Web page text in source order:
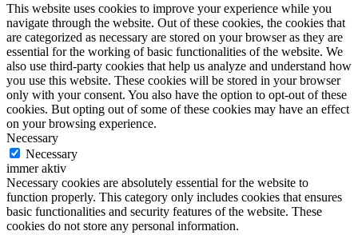
This website uses cookies to improve your experience while you
navigate through the website. Out of these cookies, the cookies that
are categorized as necessary are stored on your browser as they are
essential for the working of basic functionalities of the website. We
also use third-party cookies that help us analyze and understand how
you use this website. These cookies will be stored in your browser
only with your consent. You also have the option to opt-out of these
cookies. But opting out of some of these cookies may have an effect
on your browsing experience.
Necessary
Necessary
immer aktiv
Necessary cookies are absolutely essential for the website to
function properly. This category only includes cookies that ensures
basic functionalities and security features of the website. These
cookies do not store any personal information.